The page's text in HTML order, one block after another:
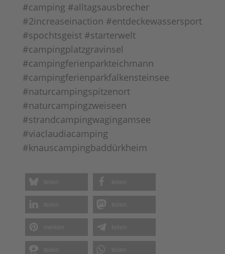
#camping #alltagsausbrecher
#2increaseinaction #entdeckewassersport
#spochtsgeist #starterwelt
#campingplatzgravinsel
#campingferienparkteichmann
#campingferienparkfalkensteinsee
#naturcampingspitzenort
#naturcampingzweiseen
#strandcampingwagingamsee
#viaclaudiacamping
#knauscampingbaddürkheim